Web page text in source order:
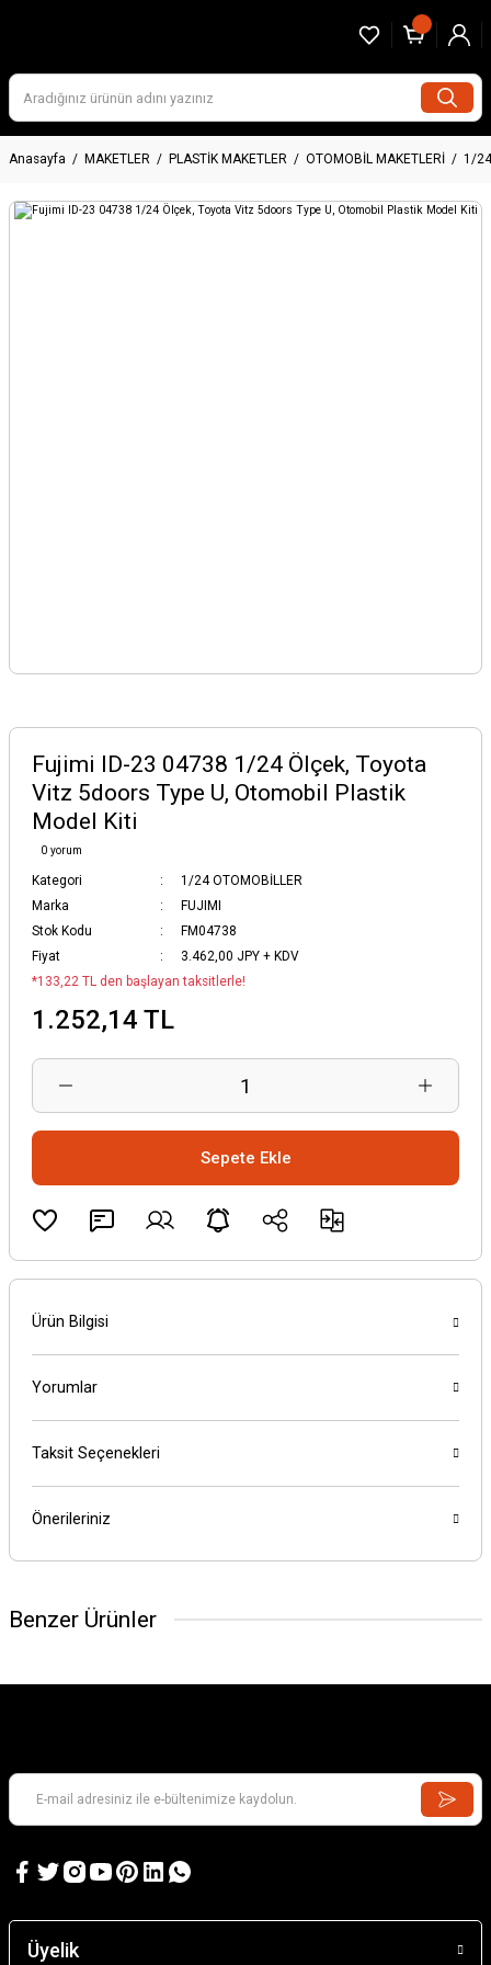
Anasayfa MAKETLER PLASTİK MAKETLER OTOMOBİL MAKETLERİ 1/
Fujimi ID-23 04738 1/24 Ölçek, Toyota
Vitz 5doors Type U, Otomobil Plastik
Model Kiti
0 yorum
Kategori
1/24 OTOMOBİLLER
Marka
FUJIMI
Stok Kodu
FM04738
Fiyat
3.462,00 JPY + KDV
*133,22 TL den başlayan taksitlerle!
1.252,14 TL
Sepete Ekle
Ürün Bilgisi
Yorumlar
Taksit Seçenekleri
Önerileriniz
Benzer Ürünler
Üyelik